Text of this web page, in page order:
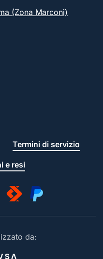
(Zona Marconi)
Termini di servizio
e resi
da: